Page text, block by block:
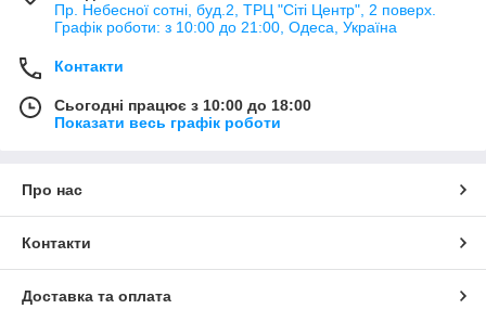
Пр. Небесної сотні, буд.2, ТРЦ "Сіті Центр", 2 поверх.
Графік роботи: з 10:00 до 21:00, Одеса, Україна
Контакти
Сьогодні працює з 10:00 до 18:00
Показати весь графік роботи
Про нас
Контакти
Доставка та оплата